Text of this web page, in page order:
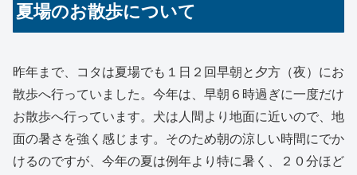
夏場のお散歩について
昨年まで、コタは夏場でも１日２回早朝と夕方（夜）にお
散歩へ行っていました。今年は、早朝６時過ぎに一度だけ
お散歩へ行っています。犬は人間より地面に近いので、地
面の暑さを強く感じます。そのため朝の涼しい時間にでか
けるのですが、今年の夏は例年より特に暑く、２０分ほど